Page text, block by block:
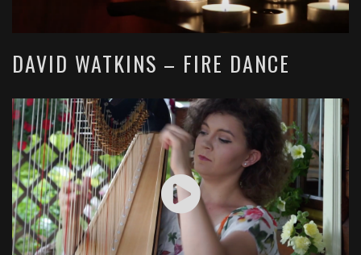
DAVID WATKINS – FIRE DANCE